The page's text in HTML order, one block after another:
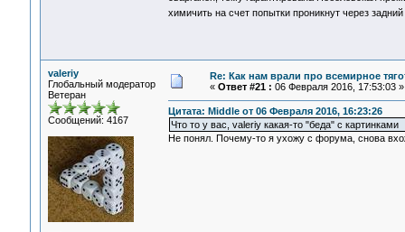
химичить на счет попытки проникнут через
valeriy
Глобальный модератор
Ветеран
Сообщений: 4167
Re: Как нам врали про всемирное
« Ответ #21 : 06 Февраля 2016, 17:53:03 »
Цитата: Middle от 06 Февраля 2016, 16:23:26
Что то у вас, valeriy какая-то "беда" с картинками
Не понял. Почему-то я ухожу с форума, снова